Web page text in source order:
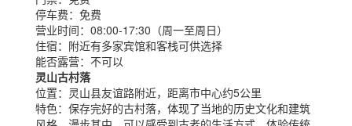
停车费： 免费
营业时间： 08:00-17:30（周一至周日）
住宿： 附近有多家宾馆和客栈可供选择
能否露营： 不可以
灵山古村落
位置： 灵山县友谊路附近，距离市中心约5公里
特色： 保存完好的古村落，体现了当地的历史文化和建筑